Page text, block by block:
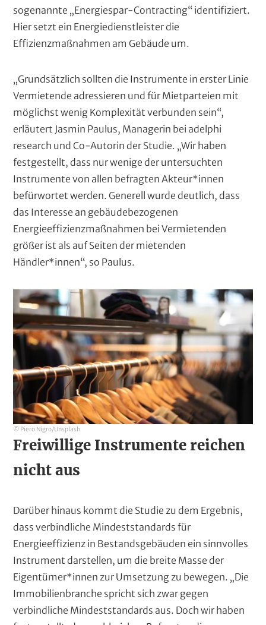
sogenannte „Energiespar-Contracting“ identifiziert.
Hier setzt ein Energiedienstleister die
Effizienzmaßnahmen am Gebäude um.
„Grundsätzlich sollten die Instrumente in erster Linie
Vermietende adressieren und für Mietparteien mit
möglichst wenig Komplexität verbunden sein“,
erläutert Jasmin Paulus, Managerin bei adelphi
research und Co-Autorin der Studie. „Wir haben
festgestellt, dass nur wenige der untersuchten
Instrumente von allen befragten Akteur*innen
befürwortet werden. Generell wurde deutlich, dass
das Interesse an gebäudebezogenen
Energieeffizienzmaßnahmen bei Vermietenden
größer ist als auf Seiten der mietenden
Händler*innen“, so Paulus.
© Piero Nigro/Unsplash
Freiwillige Instrumente reichen
nicht aus
Darüber hinaus kommt die Studie zu dem Ergebnis,
dass verbindliche Mindeststandards für
Energieeffizienz in Bestandsgebäuden ein sinnvolles
Instrument darstellen, um die breite Masse der
Eigentümer*innen zur Umsetzung zu bewegen. „Die
Immobilienbranche spricht sich zwar gegen
verbindliche Mindeststandards aus. Doch wir haben